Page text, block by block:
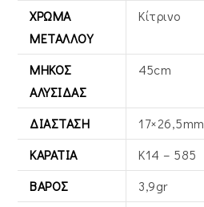
ΧΡΏΜΑ
ΜΕΤΆΛΛΟΥ
Κίτρινο
ΜΉΚΟΣ
ΑΛΥΣΊΔΑΣ
45cm
ΔΙΆΣΤΑΣΗ
17×26,5mm
ΚΑΡΆΤΙΑ
Κ14 – 585
ΒΆΡΟΣ
3,9gr